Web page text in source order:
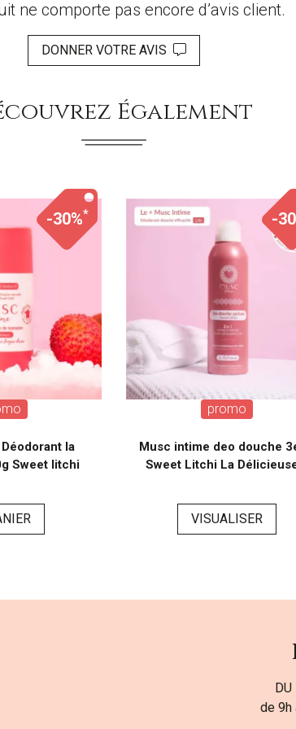
ne comporte pas encore d’avis client.
DONNER VOTRE AVIS
Également
-30%*
la
Sweet litchi
-
promo
Musc intime deo douche
Sweet Litchi La
VISUALISER
DU
de 9h